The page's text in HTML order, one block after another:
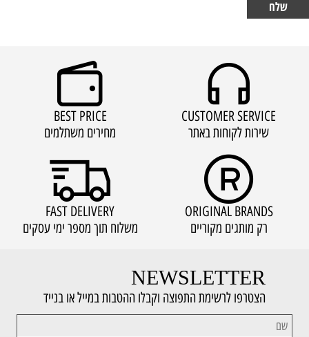
CUSTOMER SERVICE
שירות לקוחות באתר
BEST PRICE
מחירים משתלמים
ORIGINAL BRANDS
רק מותגים מקוריים
FAST DELIVERY
משלוח תוך מספר ימי עסקים
NEWSLETTER
הצטרפו לרשימת התפוצה וקבלו ההטבות במייל או בנייד